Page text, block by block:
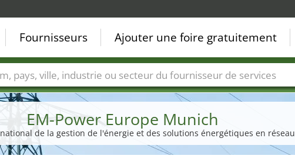
EM-Power Europe Munich
de la gestion de l'énergie et des solutions énergétiques en réseau
Fournisseurs Ajouter une foire gratuitement
Villes Secteurs de foire Secteurs du fournisseur de services